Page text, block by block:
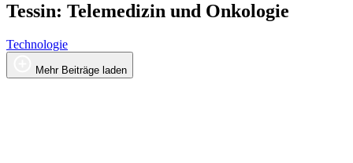
Tessin: Telemedizin und Onkologie
Technologie
Mehr Beiträge laden